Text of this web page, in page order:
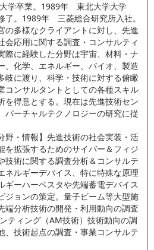
学卒業。1989年　東北大学大学
了。1989年　三菱総合研究所入社。
の多様なクライアントに対し、先進
会応用に関する調査・コンサルティ
際に経験した分野は宇宙、材料・ナ
、化学、エネルギー、バイオ、製造
岐に渡り、科学・技術に対する俯瞰
コンサルタントとしての各種スキル
を得意とする。現在は先進技術セン
バーチャルテクノロジーの研究に従
野・情報】先進技術の社会実装・活
を拡張するためのサイバー＆フィジ
技術に関する調査分析＆コンサルテ
ネルギーデバイス、特に特殊な原理
ギーハーベスタや先端蓄電デバイス
ジョンの策定。量子ビーム等大型施
端分析技術の開発・利用動向の調査
ティング（AM技術）技術動向の調
、技術起点の調査・事業コンサルテ